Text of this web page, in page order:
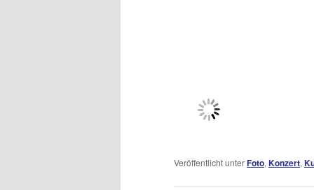
Veröffentlicht unterFoto, Konzert,